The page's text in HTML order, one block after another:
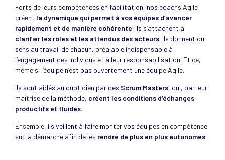
Forts de leurs compétences en facilitation, nos coachs Agile
créent la dynamique qui permet à vos équipes d’avancer
rapidement et de manière cohérente. Ils s’attachent à
clarifier les rôles et les attendus des acteurs. Ils donnent du
sens au travail de chacun, préalable indispensable à
l’engagement des individus et à leur responsabilisation. Et ce,
même si l’équipe n’est pas ouvertement une équipe Agile.
Ils sont aidés au quotidien par des Scrum Masters, qui, par leur
maîtrise de la méthode, créent les conditions d’échanges
productifs et fluides.
Ensemble, ils veillent à faire monter vos équipes en compétence
sur la démarche afin de les rendre de plus en plus autonomes.